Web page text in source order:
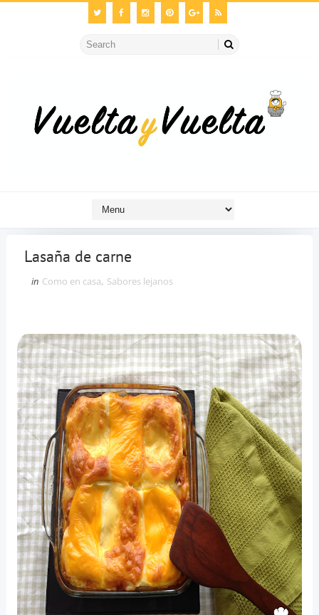
Lasaña de carne
in Como en casa, Sabores lejanos